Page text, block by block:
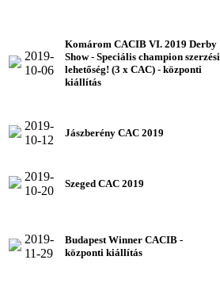
2019-
10-06
Komárom CACIB VI. 2019 Derby
Show - Speciális champion szerzési
lehetőség! (3 x CAC) - központi
kiállítás
2019-
10-12
Jászberény CAC 2019
2019-
10-20
Szeged CAC 2019
2019-
11-29
Budapest Winner CACIB -
központi kiállítás